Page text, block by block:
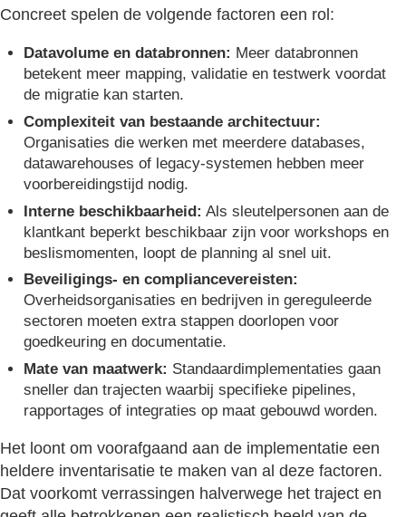
Concreet spelen de volgende factoren een rol:
Datavolume en databronnen: Meer databronnen
betekent meer mapping, validatie en testwerk voordat
de migratie kan starten.
Complexiteit van bestaande architectuur:
Organisaties die werken met meerdere databases,
datawarehouses of legacy-systemen hebben meer
voorbereidingstijd nodig.
Interne beschikbaarheid: Als sleutelpersonen aan de
klantkant beperkt beschikbaar zijn voor workshops en
beslismomenten, loopt de planning al snel uit.
Beveiligings- en compliancevereisten:
Overheidsorganisaties en bedrijven in gereguleerde
sectoren moeten extra stappen doorlopen voor
goedkeuring en documentatie.
Mate van maatwerk: Standaardimplementaties gaan
sneller dan trajecten waarbij specifieke pipelines,
rapportages of integraties op maat gebouwd worden.
Het loont om voorafgaand aan de implementatie een
heldere inventarisatie te maken van al deze factoren.
Dat voorkomt verrassingen halverwege het traject en